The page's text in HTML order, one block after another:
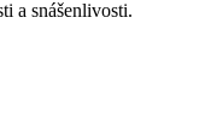
a snášenlivosti.